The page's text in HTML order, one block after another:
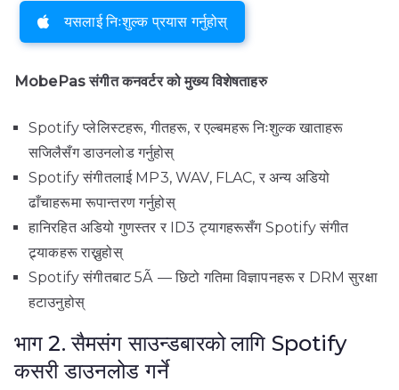
यसलाई निःशुल्क प्रयास गर्नुहोस्
MobePas संगीत कनवर्टर को मुख्य विशेषताहरु
Spotify प्लेलिस्टहरू, गीतहरू, र एल्बमहरू निःशुल्क खाताहरू
सजिलैसँग डाउनलोड गर्नुहोस्
Spotify संगीतलाई MP3, WAV, FLAC, र अन्य अडियो
ढाँचाहरूमा रूपान्तरण गर्नुहोस्
हानिरहित अडियो गुणस्तर र ID3 ट्यागहरूसँग Spotify संगीत
ट्र्याकहरू राख्नुहोस्
Spotify संगीतबाट 5Ã — छिटो गतिमा विज्ञापनहरू र DRM सुरक्षा
हटाउनुहोस्
भाग 2. सैमसंग साउन्डबारको लागि Spotify
कसरी डाउनलोड गर्ने